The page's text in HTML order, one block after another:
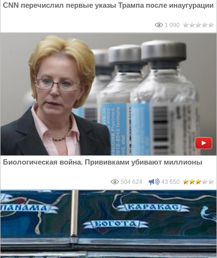
CNN перечислил первые указы Трампа после инаугурации
1 090
Биологическая война. Прививками убивают миллионы
504 624 43 650